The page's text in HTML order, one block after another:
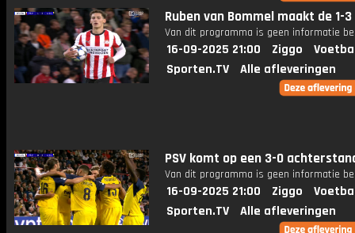
Ruben van Bommel maakt de 1-3
Van dit programma is geen informatie
16-09-2025 21:00 Ziggo
Sporten.TV
Alle afleveringen
PSV komt op een 3-0
Van dit programma is geen informatie
16-09-2025 21:00 Ziggo
Sporten.TV
Alle afleveringen